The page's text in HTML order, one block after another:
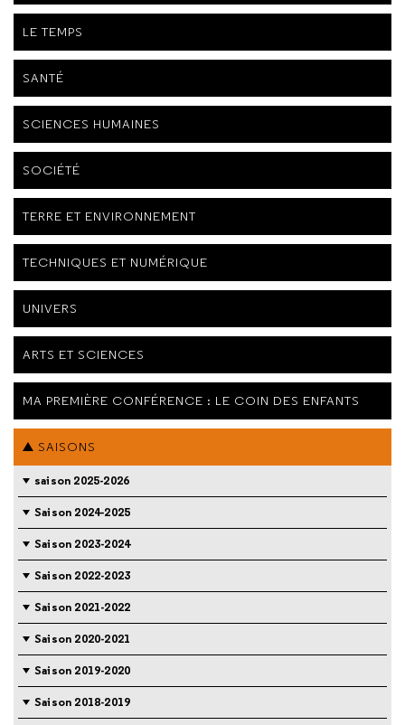
LE TEMPS
SANTÉ
SCIENCES HUMAINES
SOCIÉTÉ
TERRE ET ENVIRONNEMENT
TECHNIQUES ET NUMÉRIQUE
UNIVERS
ARTS ET SCIENCES
MA PREMIÈRE CONFÉRENCE : LE COIN DES ENFANTS
SAISONS
saison 2025-2026
Saison 2024-2025
Saison 2023-2024
Saison 2022-2023
Saison 2021-2022
Saison 2020-2021
Saison 2019-2020
Saison 2018-2019